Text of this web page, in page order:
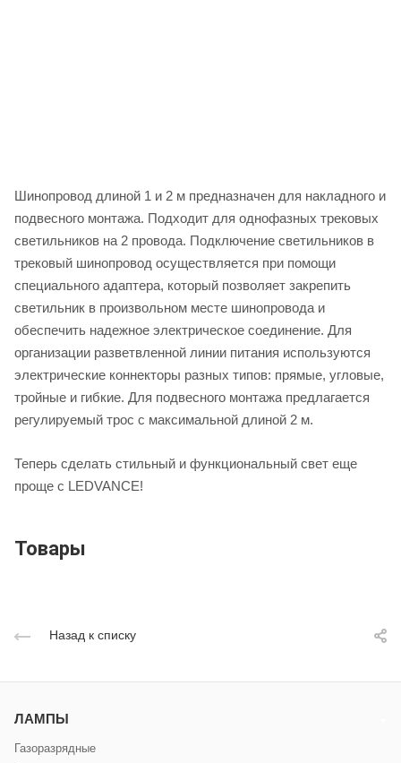
Шинопровод длиной 1 и 2 м предназначен для накладного и
подвесного монтажа. Подходит для однофазных трековых
светильников на 2 провода. Подключение светильников в
трековый шинопровод осуществляется при помощи
специального адаптера, который позволяет закрепить
светильник в произвольном месте шинопровода и
обеспечить надежное электрическое соединение. Для
организации разветвленной линии питания используются
электрические коннекторы разных типов: прямые, угловые,
тройные и гибкие. Для подвесного монтажа предлагается
регулируемый трос с максимальной длиной 2 м.
Теперь сделать стильный и функциональный свет еще
проще с LEDVANCE!
Товары
Назад к списку
ЛАМПЫ
Газоразрядные